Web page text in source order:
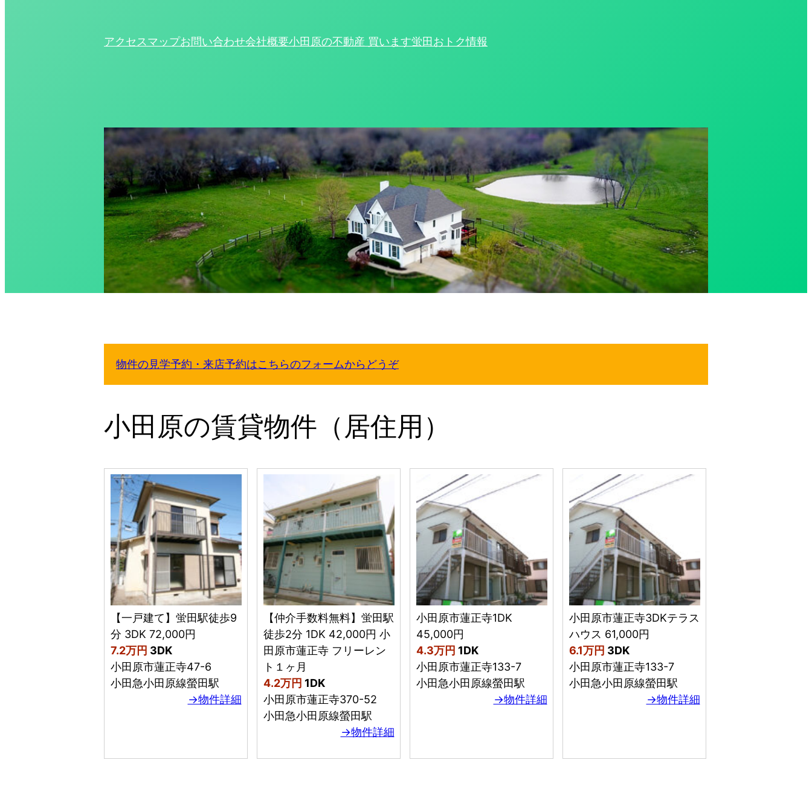
アクセスマップお問い合わせ会社概要小田原の不動産 買います蛍田おトク情報
物件の見学予約・来店予約はこちらのフォームからどうぞ
小田原の賃貸物件（居住用）
【一戸建て】蛍田駅徒歩9
分 3DK 72,000円
7.2万円 3DK
小田原市蓮正寺47-6
小田急小田原線螢田駅
→物件詳細
【仲介手数料無料】蛍田駅
徒歩2分 1DK 42,000円 小
田原市蓮正寺 フリーレン
ト１ヶ月
4.2万円 1DK
小田原市蓮正寺370-52
小田急小田原線螢田駅
→物件詳細
小田原市蓮正寺1DK
45,000円
4.3万円 1DK
小田原市蓮正寺133-7
小田急小田原線螢田駅
→物件詳細
小田原市蓮正寺3DKテラス
ハウス 61,000円
6.1万円 3DK
小田原市蓮正寺133-7
小田急小田原線螢田駅
→物件詳細